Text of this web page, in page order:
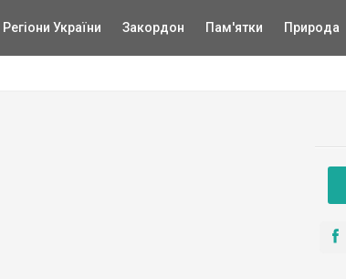
Регіони України Закордон Пам'ятки Природа